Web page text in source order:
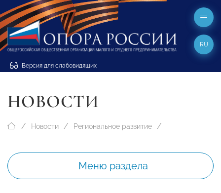
Версия для слабовидящих
RU
НОВОСТИ
Новости Региональное развитие
Меню раздела